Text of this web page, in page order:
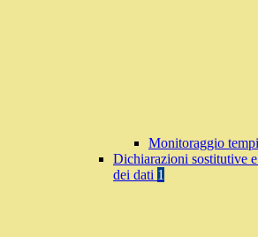
Monitoraggio
Dichiarazioni sostitutive
dei dati 1